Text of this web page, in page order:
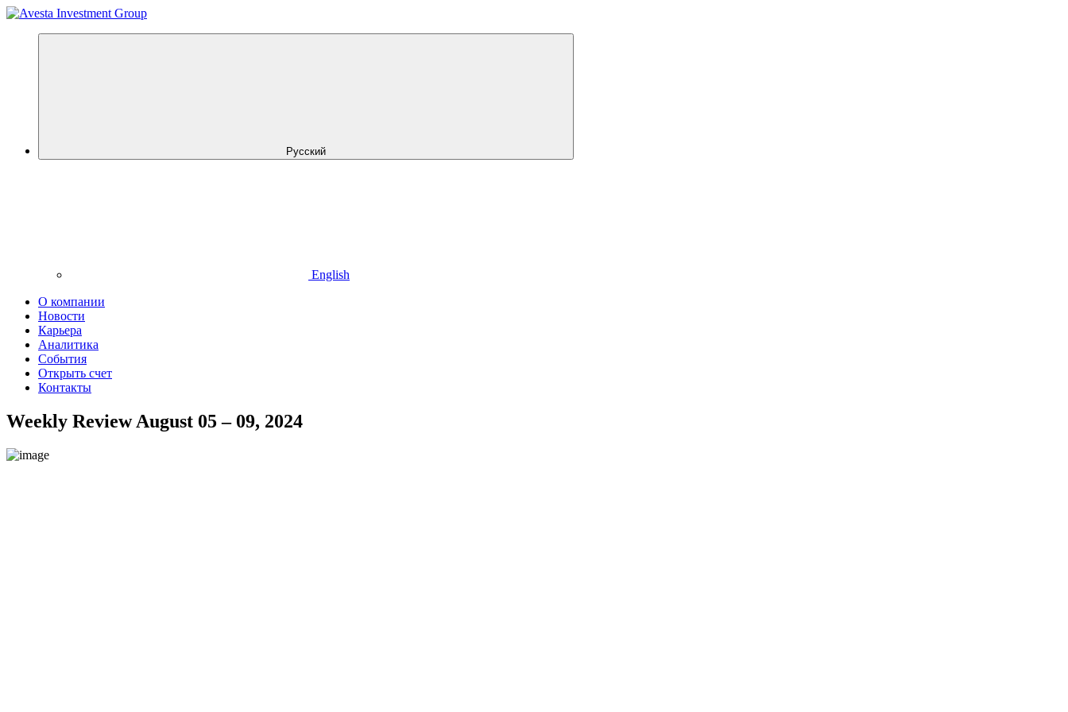
Русский
English
О компании
Новости
Карьера
Аналитика
События
Открыть счет
Контакты
Weekly Review August 05 – 09, 2024